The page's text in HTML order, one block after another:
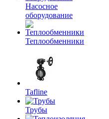
Насосное
оборудование
Теплообменники
Tafline
Трубы